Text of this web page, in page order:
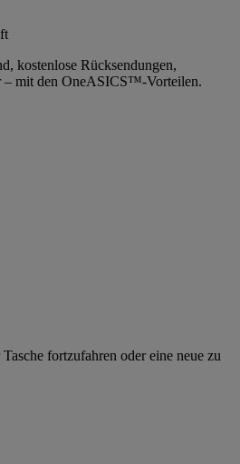
kostenlose Rücksendungen,
– mit den OneASICS™-Vorteilen.
fortzufahren oder eine neue zu